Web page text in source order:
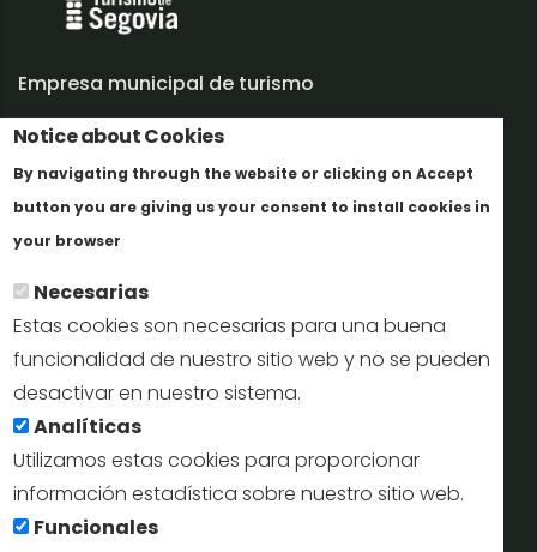
Notice about Cookies
By navigating through the website or clicking on Accept
button you are giving us your consent to install cookies in
your browser
Necesarias
Estas cookies son necesarias para una buena
funcionalidad de nuestro sitio web y no se pueden
desactivar en nuestro sistema.
Analíticas
Utilizamos estas cookies para proporcionar
información estadística sobre nuestro sitio web.
Funcionales
Empresa municipal de turismo
Trabaja con nosotros
Informes y documentación
Perfil del contratante
Oficinas de Turismo
reservas@turismodesegovia.com
info@turismodesegovia.com
Aviso legal |